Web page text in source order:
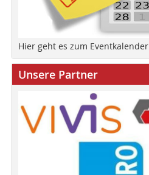
Hier geht es zum Eventkalender
Unsere Partner